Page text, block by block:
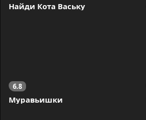
Найди Кота Ваську
6.8
Муравьишки